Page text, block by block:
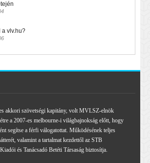
a vlv.hu?
akkori szövetségi kapitány, volt MVLSZ-elnök
a 2007-es melbourne-i világbajnokság előtt, hogy
segítse a férfi válogatottat. Működésének teljes
valamint a tartalmat kezdettől az STB
és Tanácsadó Betéti Társaság biztosítja.